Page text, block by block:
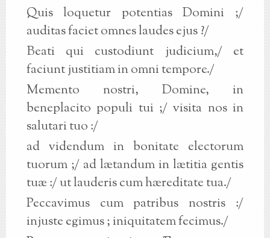
Quis loquetur potentias Domini ;/
auditas faciet omnes laudes ejus ?/
Beati qui custodiunt judicium,/ et
faciunt justitiam in omni tempore./
Memento nostri, Domine, in
beneplacito populi tui ;/ visita nos in
salutari tuo :/
ad videndum in bonitate electorum
tuorum ;/ ad lætandum in lætitia gentis
tuæ :/ ut lauderis cum hæreditate tua./
Peccavimus cum patribus nostris :/
injuste egimus ; iniquitatem fecimus./